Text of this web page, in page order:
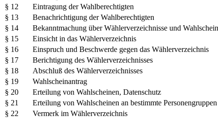
§ 12
Eintragung der Wahlberechtigten
§ 13
Benachrichtigung der Wahlberechtigten
§ 14
Bekanntmachung über Wählerverzeichnisse und
§ 15
Einsicht in das Wählerverzeichnis
§ 16
Einspruch und Beschwerde gegen das Wählerverzeichnis
§ 17
Berichtigung des Wählerverzeichnisses
§ 18
Abschluß des Wählerverzeichnisses
§ 19
Wahlscheinantrag
§ 20
Erteilung von Wahlscheinen, Datenschutz
§ 21
Erteilung von Wahlscheinen an bestimmte Personengruppen
§ 22
Vermerk im Wählerverzeichnis